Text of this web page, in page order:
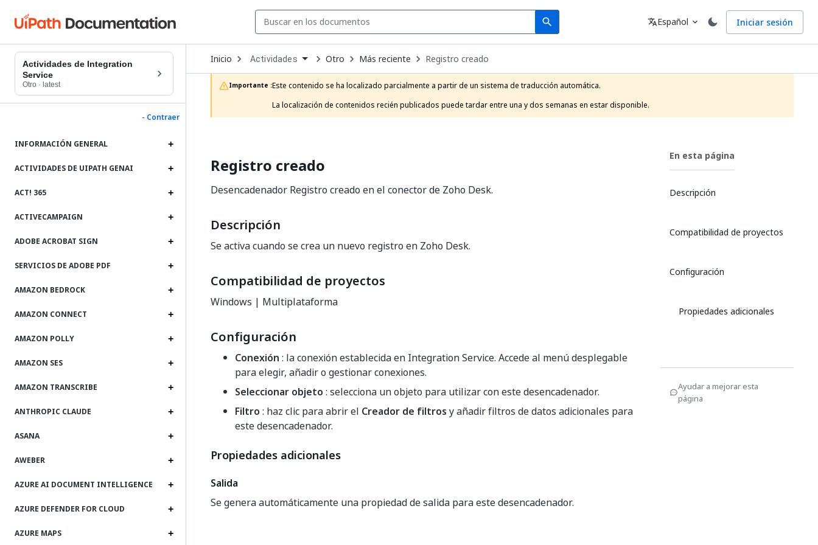
search
Search Idioma
translateEspañol expand_more Iniciar sesión
Actividades de Integration
Service
Otro · latest
- Contraer
INFORMACIÓN GENERAL
ACTIVIDADES DE UIPATH GENAI
ACT! 365
ACTIVECAMPAIGN
ADOBE ACROBAT SIGN
SERVICIOS DE ADOBE PDF
AMAZON BEDROCK
AMAZON CONNECT
AMAZON POLLY
AMAZON SES
AMAZON TRANSCRIBE
ANTHROPIC CLAUDE
ASANA
AWEBER
AZURE AI DOCUMENT INTELLIGENCE
AZURE DEFENDER FOR CLOUD
AZURE MAPS
Inicio Open
Dropdown
to
choose
product
Actividades Otro Más reciente Registro creado
Importante :Este contenido se ha localizado parcialmente a partir de un sistema de traducción automática.
La localización de contenidos recién publicados puede tardar entre una y dos semanas en estar disponible.
Registro creado
Desencadenador Registro creado en el conector de Zoho Desk.
Descripción
Se activa cuando se crea un nuevo registro en Zoho Desk.
Compatibilidad de proyectos
Windows | Multiplataforma
Configuración
Conexión : la conexión establecida en Integration Service. Accede al menú desplegable
para elegir, añadir o gestionar conexiones.
Seleccionar objeto : selecciona un objeto para utilizar con este desencadenador.
Filtro : haz clic para abrir el Creador de filtros y añadir filtros de datos adicionales para
este desencadenador.
Propiedades adicionales
Salida
Se genera automáticamente una propiedad de salida para este desencadenador.
En esta página
Descripción
Compatibilidad de proyectos
Configuración
Propiedades adicionales
Ayudar a mejorar esta
página